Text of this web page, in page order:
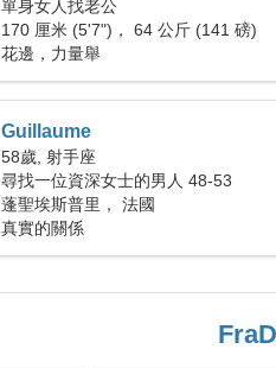
單身女人找老公
170 厘米 (5'7")， 64 公斤 (141 磅)
花邊，力量舉
Guillaume
58歲, 射手座
尋找一位資深女士的男人 48-53
蓬聖埃斯普里， 法國
真實的關係